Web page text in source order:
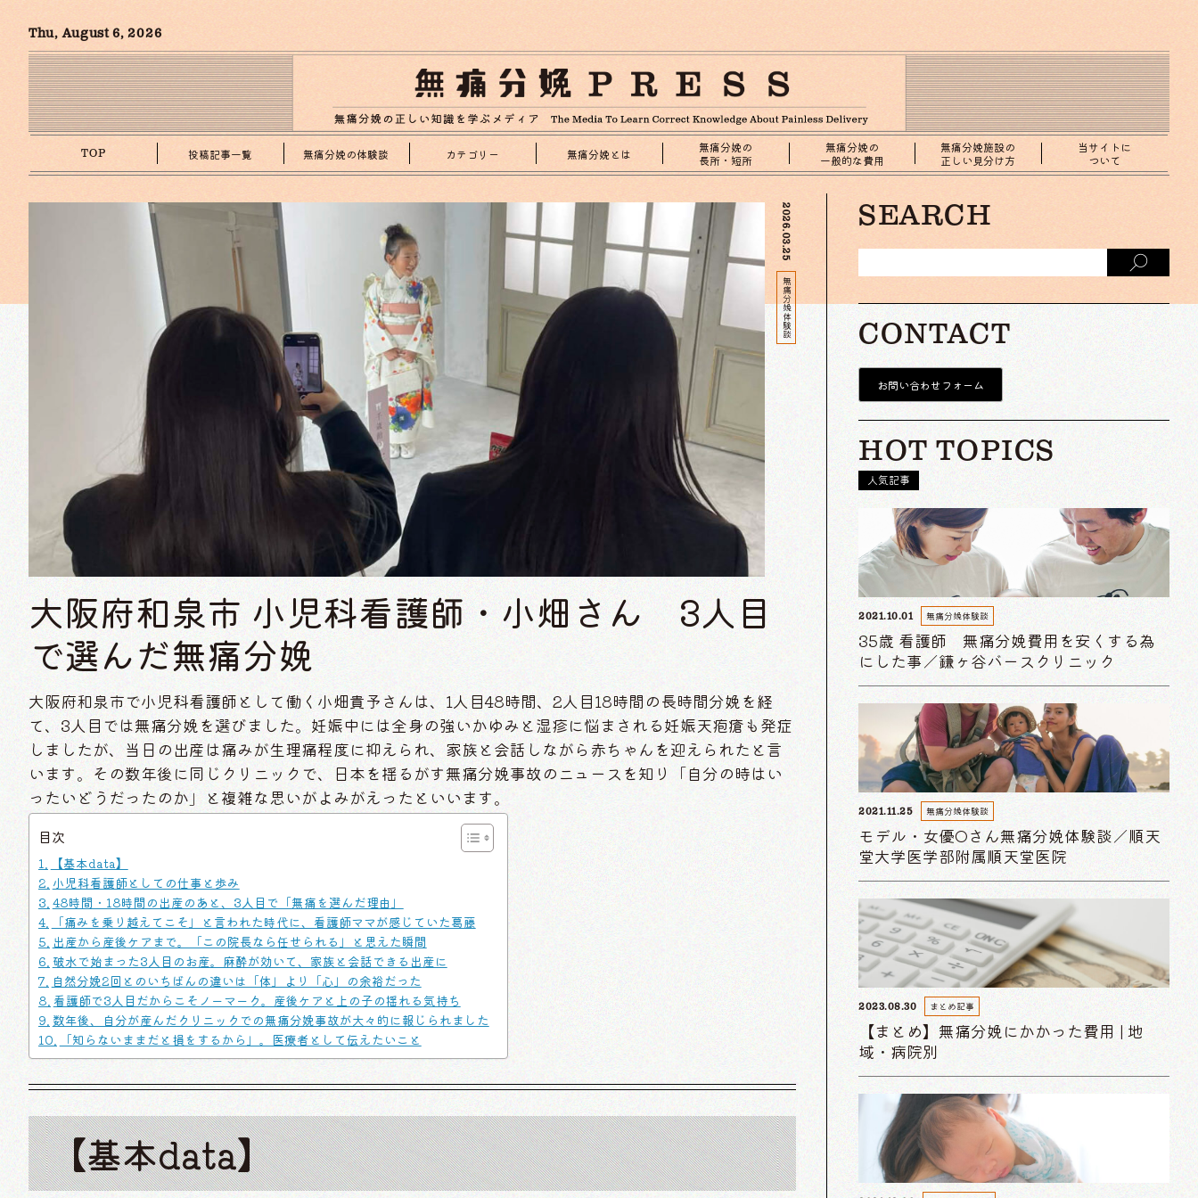
Thu, August 6, 2026
TOP 投稿記事一覧 無痛分娩の体験談 カテゴリー 無痛分娩とは
無痛分娩の
長所・短所
無痛分娩の
一般的な費用
無痛分娩施設の
正しい見分け方
当サイトに
ついて
2026.03.25
無痛分娩体験談
大阪府和泉市 小児科看護師・小畑さん 3人目
で選んだ無痛分娩
大阪府和泉市で小児科看護師として働く小畑貴予さんは、1人目48時間、2人目18時間の長時間分娩を経
て、3人目では無痛分娩を選びました。妊娠中には全身の強いかゆみと湿疹に悩まされる妊娠天疱瘡も発症
しましたが、当日の出産は痛みが生理痛程度に抑えられ、家族と会話しながら赤ちゃんを迎えられたと言
います。その数年後に同じクリニックで、日本を揺るがす無痛分娩事故のニュースを知り「自分の時はい
ったいどうだったのか」と複雑な思いがよみがえったといいます。
目次
【基本data】
小児科看護師としての仕事と歩み
48時間・18時間の出産のあと、3人目で「無痛を選んだ理由」
「痛みを乗り越えてこそ」と言われた時代に、看護師ママが感じていた葛藤
出産から産後ケアまで。「この院長なら任せられる」と思えた瞬間
破水で始まった3人目のお産。麻酔が効いて、家族と会話できる出産に
自然分娩2回とのいちばんの違いは「体」より「心」の余裕だった
看護師で3人目だからこそノーマーク。産後ケアと上の子の揺れる気持ち
数年後、自分が産んだクリニックでの無痛分娩事故が大々的に報じられました
「知らないままだと損をするから」。医療者として伝えたいこと
【基本data】
SEARCH
CONTACT
お問い合わせフォーム
HOT TOPICS
人気記事
2021.10.01 無痛分娩体験談
35歳 看護師 無痛分娩費用を安くする為
にした事／鎌ヶ谷バースクリニック
2021.11.25 無痛分娩体験談
モデル・女優Oさん無痛分娩体験談／順天
堂大学医学部附属順天堂医院
2023.08.30 まとめ記事
【まとめ】無痛分娩にかかった費用 | 地
域・病院別